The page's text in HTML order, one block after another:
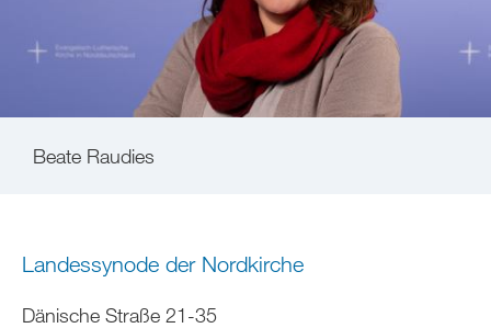
Beate Raudies
Landessynode der Nordkirche
Dänische Straße 21-35